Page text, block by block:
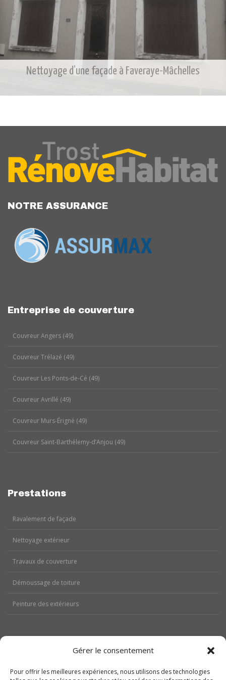
Gérer le consentement
Pour offrir les meilleures expériences, nous utilisons des technologies
Nettoyage d’une façade à Faveraye-Mâchelles
NOTRE ASSURANCE
Entreprise de couverture
Couvreur Angers (49)
Couvreur Trélazé (49)
Couvreur Les Ponts-de-Cé (49)
Couvreur Avrillé (49)
Couvreur Murs-Érigné (49)
Couvreur Saint-Barthélemy-d’Anjou (49)
Prestations
Ravalement de façade
Nettoyage extérieur
Travaux de couverture
Démoussage de toiture
Peinture des extérieurs